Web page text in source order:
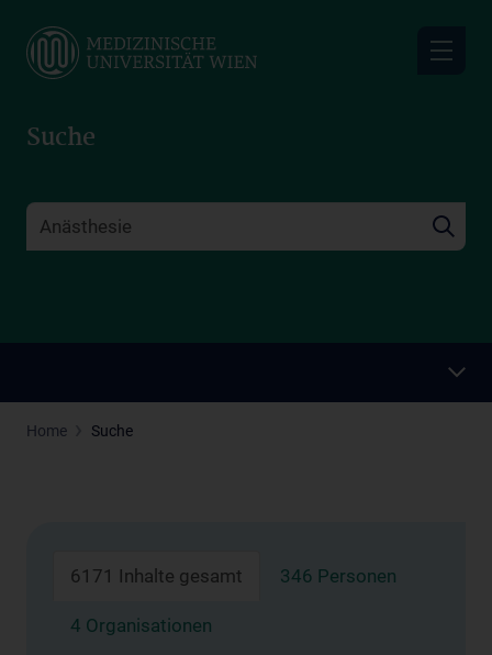
main
Suche
Home Suche
6171 Inhalte gesamt 346 Personen
4 Organisationen